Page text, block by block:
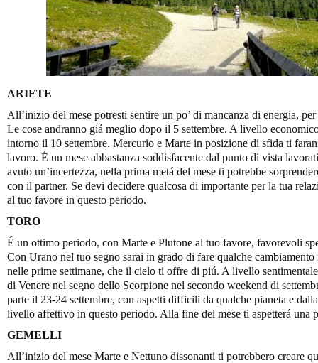
ARIETE
All’inizio del mese potresti sentire un po’ di mancanza di energia,
Le cose andranno giá meglio dopo il 5 settembre. A livello
intorno il 10 settembre. Mercurio e Marte in posizione di sfida ti
lavoro. É un mese abbastanza soddisfacente dal punto di vista
avuto un’incertezza, nella prima metá del mese ti potrebbe
con il partner. Se devi decidere qualcosa di importante per la tua
al tuo favore in questo periodo.
TORO
É un ottimo periodo, con Marte e Plutone al tuo favore, favorevoli
Con Urano nel tuo segno sarai in grado di fare qualche
nelle prime settimane, che il cielo ti offre di piú. A livello
di Venere nel segno dello Scorpione nel secondo weekend di
parte il 23-24 settembre, con aspetti difficili da qualche pianeta e
livello affettivo in questo periodo. Alla fine del mese ti aspetterá una
GEMELLI
All’inizio del mese Marte e Nettuno dissonanti ti potrebbero creare